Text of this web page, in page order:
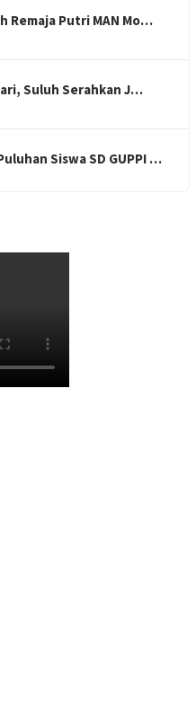
Remaja Putri MAN Mo…
Suluh Serahkan J…
Siswa SD GUPPI …